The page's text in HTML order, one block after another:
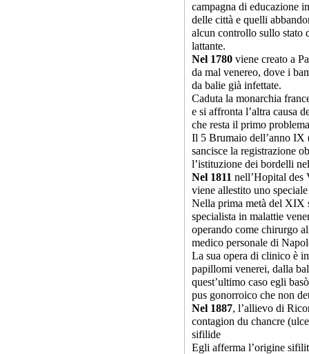
campagna di educazione
delle città e quelli
alcun controllo sullo stato
lattante.
Nel 1780 viene creato a
da mal venereo, dove i
da balie già infettate.
Caduta la monarchia
e si affronta l’altra causa
che resta il primo
Il 5 Brumaio dell’anno IX
sancisce la registrazione
l’istituzione dei bordelli
Nel 1811 nell’Hopital des
viene allestito uno
Nella prima metà del XIX
specialista in malattie
operando come chirurgo
medico personale di
La sua opera di clinico è
papillomi venerei, dalla
quest’ultimo caso egli
pus gonorroico che non
Nel 1887, l’allievo di
contagion du chancre
sifilide
Egli afferma l’origine